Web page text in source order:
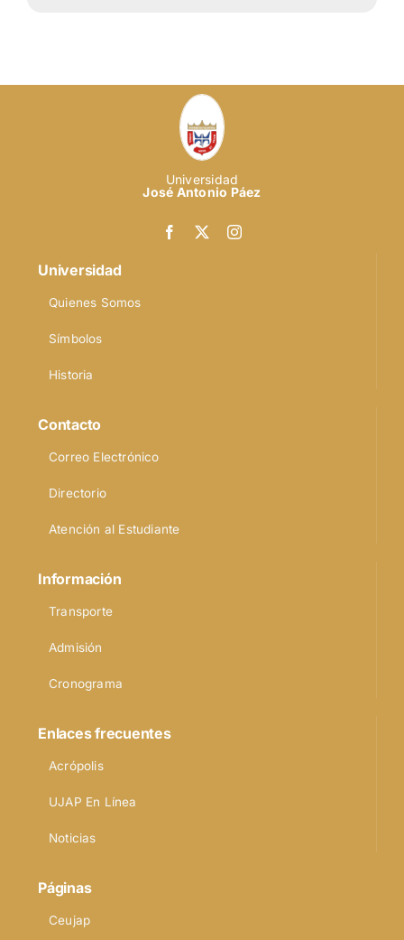
Universidad
José Antonio Páez
Universidad
Quienes Somos
Símbolos
Historia
Contacto
Correo Electrónico
Directorio
Atención al Estudiante
Información
Transporte
Admisión
Cronograma
Enlaces frecuentes
Acrópolis
UJAP En Línea
Noticias
Páginas
Ceujap